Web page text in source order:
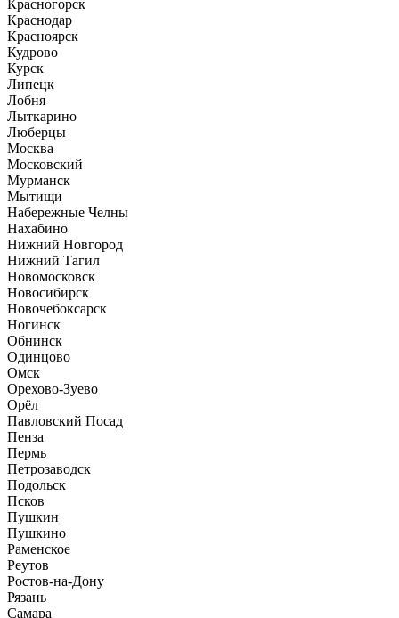
Красногорск
Краснодар
Красноярск
Кудрово
Курск
Липецк
Лобня
Лыткарино
Люберцы
Москва
Московский
Мурманск
Мытищи
Набережные Челны
Нахабино
Нижний Новгород
Нижний Тагил
Новомосковск
Новосибирск
Новочебоксарск
Ногинск
Обнинск
Одинцово
Омск
Орехово-Зуево
Орёл
Павловский Посад
Пенза
Пермь
Петрозаводск
Подольск
Псков
Пушкин
Пушкино
Раменское
Реутов
Ростов-на-Дону
Рязань
Самара